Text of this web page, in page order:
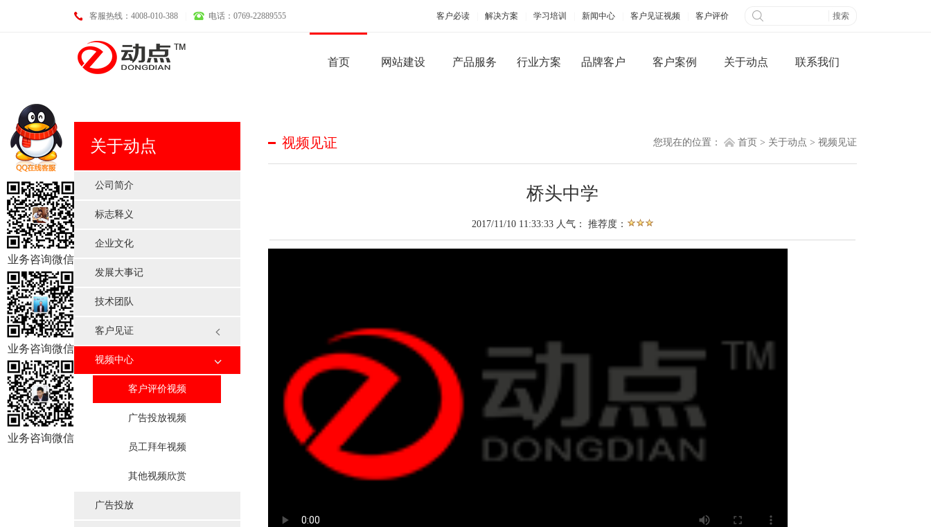
业务咨询微信
业务咨询微信
业务咨询微信
客服热线：4008-010-388 电话：0769-22889555 客户必读 解决方案 学习培训 新闻中心 客户见证视频 客户评价
首页 网站建设 产品服务
空间托管
企业邮箱
400电话办理 商标注册
手机版网站建设 微信公众平台开发
行业方案 品牌客户 客户案例 关于动点 联系我们
关于动点
公司简介
标志释义
企业文化
发展大事记
技术团队
客户见证
视频中心
客户评价视频
广告投放视频
员工拜年视频
其他视频欣赏
广告投放
视频见证 您现在的位置： 首页 > 关于动点 > 视频见证
桥头中学
2017/11/10 11:33:33 人气： 推荐度：